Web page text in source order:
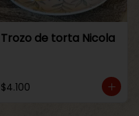
Trozo de torta Nicola
$4.100